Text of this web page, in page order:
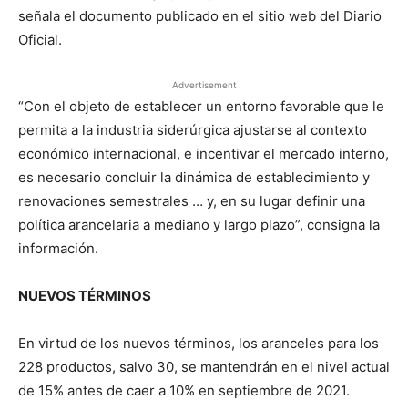
señala el documento publicado en el sitio web del Diario
Oficial.
Advertisement
“Con el objeto de establecer un entorno favorable que le
permita a la industria siderúrgica ajustarse al contexto
económico internacional, e incentivar el mercado interno,
es necesario concluir la dinámica de establecimiento y
renovaciones semestrales … y, en su lugar definir una
política arancelaria a mediano y largo plazo”, consigna la
información.
NUEVOS TÉRMINOS
En virtud de los nuevos términos, los aranceles para los
228 productos, salvo 30, se mantendrán en el nivel actual
de 15% antes de caer a 10% en septiembre de 2021.